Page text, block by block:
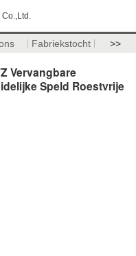
Fabriekstocht >>
Vervangbare
Speld Roestvrije